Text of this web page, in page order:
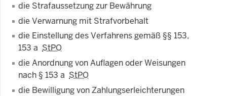
die Strafaussetzung zur Bewährung
die Verwarnung mit Strafvorbehalt
die Einstellung des Verfahrens gemäß §§ 153,
153 a StPO
die Anordnung von Auflagen oder Weisungen
nach § 153 a StPO
die Bewilligung von Zahlungserleichterungen